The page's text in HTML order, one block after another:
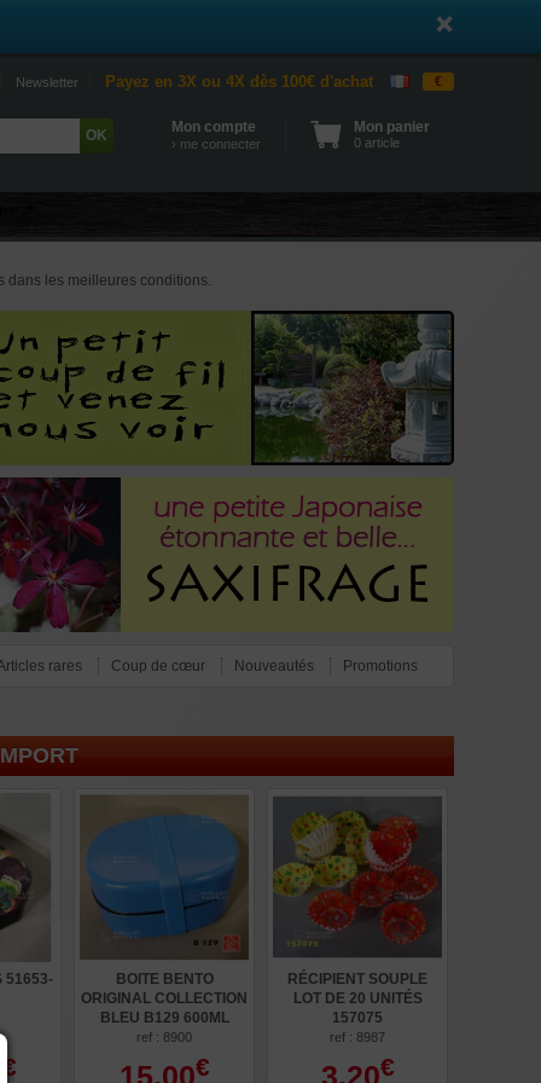
Newsletter Payez en 3X ou 4X dès 100€ d'achat €
Mon compte
› me connecter
Mon panier
0 article
dans les meilleures conditions.
rares Coup de cœur Nouveautés Promotions
51653-
€
BOITE BENTO
ORIGINAL COLLECTION
BLEU B129 600ML
ref : 8900
15,00€
RÉCIPIENT SOUPLE
LOT DE 20 UNITÉS
157075
ref : 8987
3,20€